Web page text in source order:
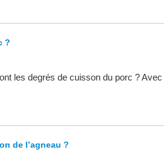
?
les degrés de cuisson du porc ? Avec
de l’agneau ?